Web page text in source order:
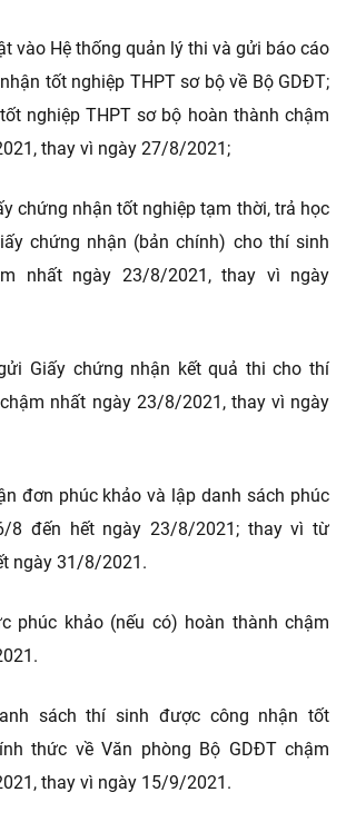
vào Hệ thống quản lý thi và gửi báo cáo
tốt nghiệp THPT sơ bộ về Bộ GDĐT;
nghiệp THPT sơ bộ hoàn thành chậm
thay vì ngày 27/8/2021;
chứng nhận tốt nghiệp tạm thời, trả học
chứng nhận (bản chính) cho thí sinh
nhất ngày 23/8/2021, thay vì ngày
Giấy chứng nhận kết quả thi cho thí
nhất ngày 23/8/2021, thay vì ngày
đơn phúc khảo và lập danh sách phúc
8 đến hết ngày 23/8/2021; thay vì từ
ngày 31/8/2021.
phúc khảo (nếu có) hoàn thành chậm
sách thí sinh được công nhận tốt
thức về Văn phòng Bộ GDĐT chậm
thay vì ngày 15/9/2021.